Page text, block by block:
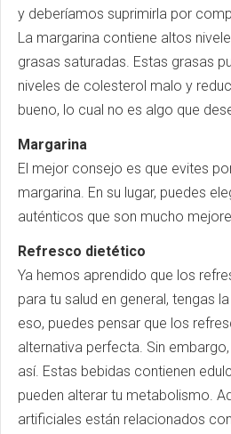
y deberíamos suprimirla por
La margarina contiene altos
grasas saturadas. Estas grasas
niveles de colesterol malo y
bueno, lo cual no es algo que
Margarina
El mejor consejo es que evites
margarina. En su lugar, puedes
auténticos que son mucho
Refresco dietético
Ya hemos aprendido que los
para tu salud en general, tengas
eso, puedes pensar que los
alternativa perfecta. Sin
así. Estas bebidas contienen
pueden alterar tu metabolismo.
artificiales están relacionados